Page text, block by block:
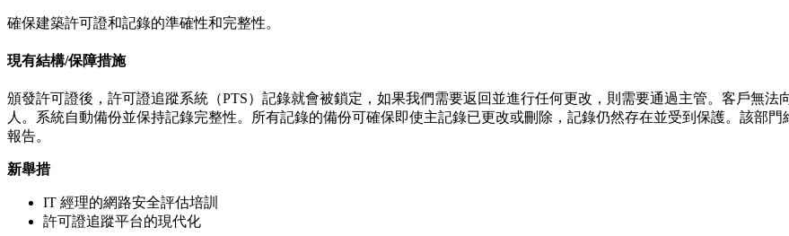
確保建築許可證和記錄的準確性和完整性。
現有結構/保障措施
頒發許可證後，許可證追蹤系統（PTS）記錄就會被鎖定，如果我們需要返回並進行任何更改，則需要通過主管。客戶無
人。系統自動備份並保持記錄完整性。所有記錄的備份可確保即使主記錄已更改或刪除，記錄仍然存在並受到保護。該部
報告。
新舉措
IT 經理的網路安全評估培訓
許可證追蹤平台的現代化